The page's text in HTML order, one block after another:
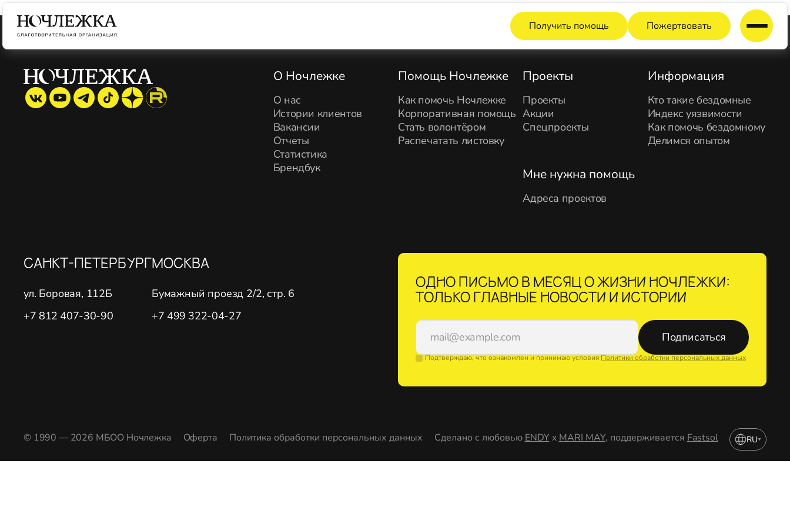
Получить помощь Пожертвовать
О Ночлежке
О нас
Истории клиентов
Вакансии
Отчеты
Статистика
Брендбук
Помощь Ночлежке
Как помочь Ночлежке
Корпоративная помощь
Стать волонтёром
Распечатать листовку
Проекты
Проекты
Акции
Спецпроекты
Информация
Кто такие бездомные
Индекс уязвимости
Как помочь бездомному
Делимся опытом
Мне нужна помощь
Адреса проектов
САНКТ-ПЕТЕРБУРГ
ул. Боровая, 112Б
+7 812 407-30-90
МОСКВА
Бумажный проезд 2/2, стр. 6
+7 499 322-04-27
ОДНО ПИСЬМО В МЕСЯЦ О ЖИЗНИ НОЧЛЕЖКИ:
ТОЛЬКО ГЛАВНЫЕ НОВОСТИ И ИСТОРИИ
Подписаться
Подтверждаю, что ознакомлен и принимаю условияПолитики обработки персональных данных
© 1990 — 2026 МБОО Ночлежка Оферта Политика обработки персональных данных Сделано с любовью ENDY x MARI MAY, поддерживается Fastsol RU